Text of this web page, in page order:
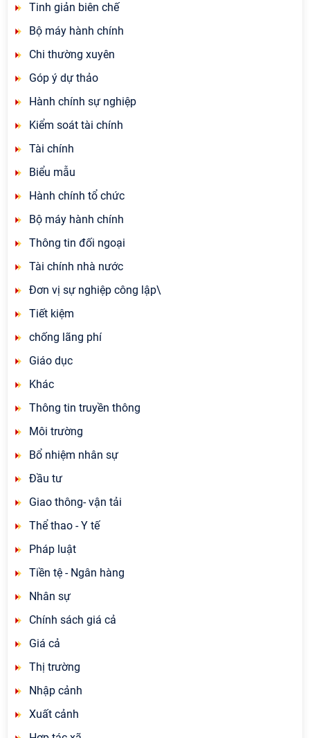
Tinh giản biên chế
Bộ máy hành chính
Chi thường xuyên
Góp ý dự thảo
Hành chính sự nghiệp
Kiểm soát tài chính
Tài chính
Biểu mẫu
Hành chính tổ chức
Bộ máy hành chính
Thông tin đối ngoại
Tài chính nhà nước
Đơn vị sự nghiệp công lập\
Tiết kiệm
chống lãng phí
Giáo dục
Khác
Thông tin truyền thông
Môi trường
Bổ nhiệm nhân sự
Đầu tư
Giao thông- vận tải
Thể thao - Y tế
Pháp luật
Tiền tệ - Ngân hàng
Nhân sự
Chính sách giá cả
Giá cả
Thị trường
Nhập cảnh
Xuất cảnh